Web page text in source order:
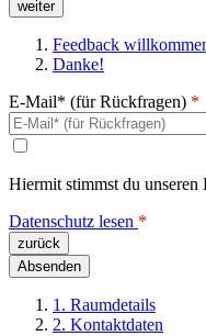
Feedback
Danke!
E-Mail* (für Rückfragen) *
Hiermit stimmst du unseren
Datenschutz lesen *
1. Raumdetails
2. Kontaktdaten